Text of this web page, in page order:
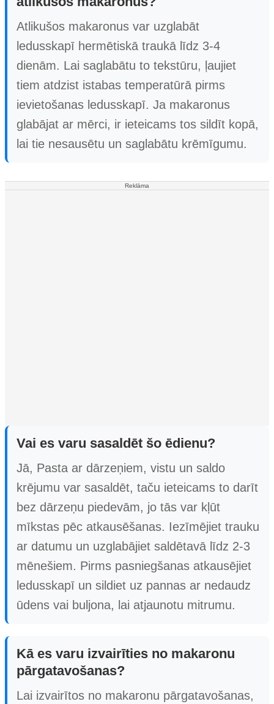
Atlikušos makaronus var uzglabāt
ledusskapī hermētiskā traukā līdz 3-4
dienām. Lai saglabātu to tekstūru, ļaujiet
tiem atdzist istabas temperatūrā pirms
ievietošanas ledusskapī. Ja makaronus
glabājat ar mērci, ir ieteicams tos sildīt kopā,
lai tie nesausētu un saglabātu krēmīgumu.
Reklāma
Vai es varu sasaldēt šo ēdienu?
Jā, Pasta ar dārzeņiem, vistu un saldo
krējumu var sasaldēt, taču ieteicams to darīt
bez dārzeņu piedevām, jo tās var kļūt
mīkstas pēc atkausēšanas. Iezīmējiet trauku
ar datumu un uzglabājiet saldētavā līdz 2-3
mēnešiem. Pirms pasniegšanas atkausējiet
ledusskapī un sildiet uz pannas ar nedaudz
ūdens vai buljona, lai atjaunotu mitrumu.
Kā es varu izvairīties no makaronu
pārgatavošanas?
Lai izvairītos no makaronu pārgatavošanas,